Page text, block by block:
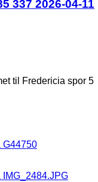
337 2026-04-11
til Fredericia spor 5